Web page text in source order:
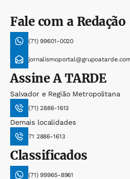
Fale com a Redação
(71) 99601-0020
AssineA TARDE
Salvador e Região Metropolitana
(71) 2886-1613
Demais localidades
71 2886-1613
Classificados
(71) 99965-8961